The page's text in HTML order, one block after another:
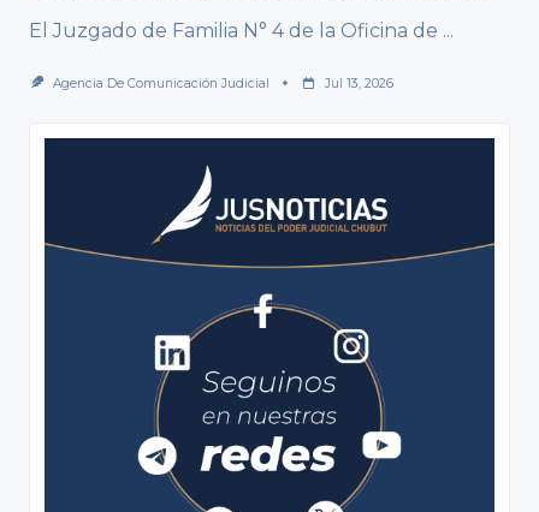
El Juzgado de Familia N° 4 de la Oficina de ...
Agencia De Comunicación Judicial Jul 13, 2026